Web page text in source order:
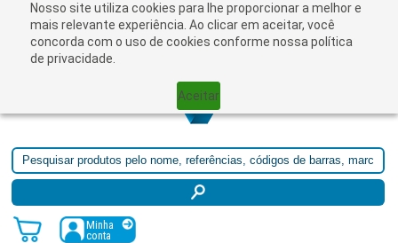
Nosso site utiliza cookies para lhe proporcionar a melhor e
mais relevante experiência. Ao clicar em aceitar, você
concorda com o uso de cookies conforme nossa política
de privacidade.
Aceitar
Minha
conta